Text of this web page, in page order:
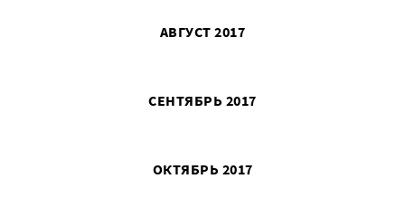
АВГУСТ 2017
СЕНТЯБРЬ 2017
ОКТЯБРЬ 2017